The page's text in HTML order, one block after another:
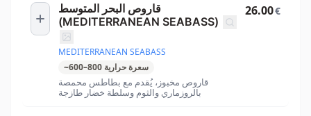
قاروص البحر المتوسط
(MEDITERRANEAN SEABASS)
MEDITERRANEAN SEABASS
~600–800 سعرة حرارية
قاروص مخبوز، يُقدم مع بطاطس محمصة
بالروزماري والثوم وسلطة خضار طازجة
26.00€